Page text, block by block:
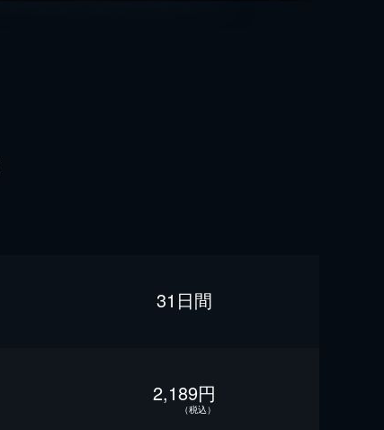
31日間
2,189円
（税込）